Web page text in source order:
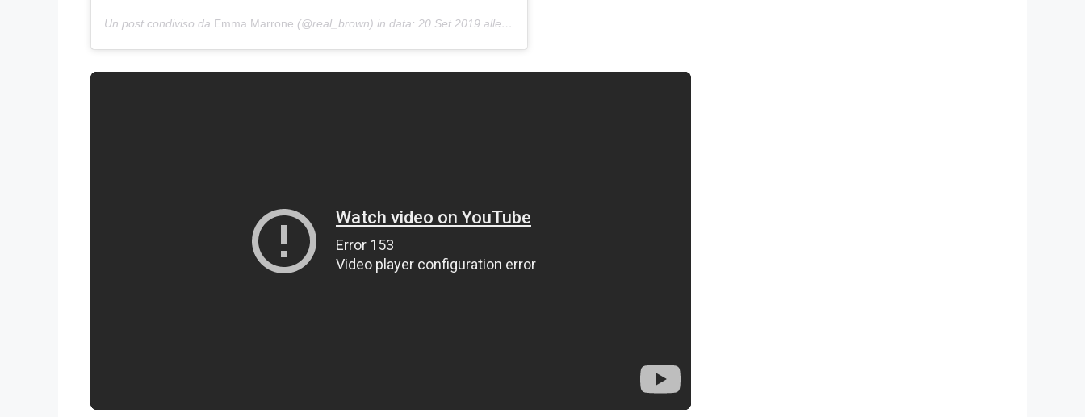
Un post condiviso da Emma Marrone (@real_brown) in data: 20 Set 2019 alle ore 1:01 PDT